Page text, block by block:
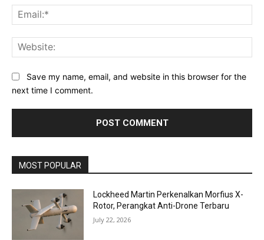
Save my name, email, and website in this browser for the
next time I comment.
MOST POPULAR
Lockheed Martin Perkenalkan Morfius X-
Rotor, Perangkat Anti-Drone Terbaru
July 22, 2026